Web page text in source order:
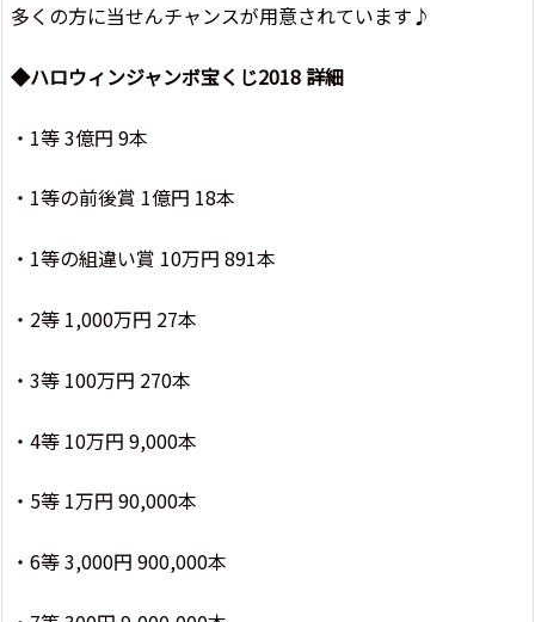
多くの方に当せんチャンスが用意されています♪
◆ハロウィンジャンボ宝くじ2018 詳細
・1等 3億円 9本
・1等の前後賞 1億円 18本
・1等の組違い賞 10万円 891本
・2等 1,000万円 27本
・3等 100万円 270本
・4等 10万円 9,000本
・5等 1万円 90,000本
・6等 3,000円 900,000本